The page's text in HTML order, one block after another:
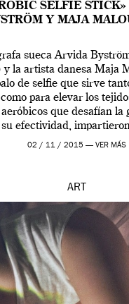
SELFIE
Y MAJA
sueca Arvida
y la artista danesa Maja
de selfie que sirve
para elevar los
que desafían la
efectividad,
prueba en el Tate […]
02 / 11 / 2015 — VER MÁS
ART